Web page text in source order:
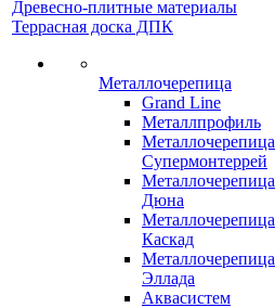
Древесно-плитные материалы
Террасная доска ДПК
Металлочерепица
Grand Line
Металлпрофиль
Металлочерепица
Супермонтеррей
Металлочерепица
Дюна
Металлочерепица
Каскад
Металлочерепица
Эллада
Аквасистем